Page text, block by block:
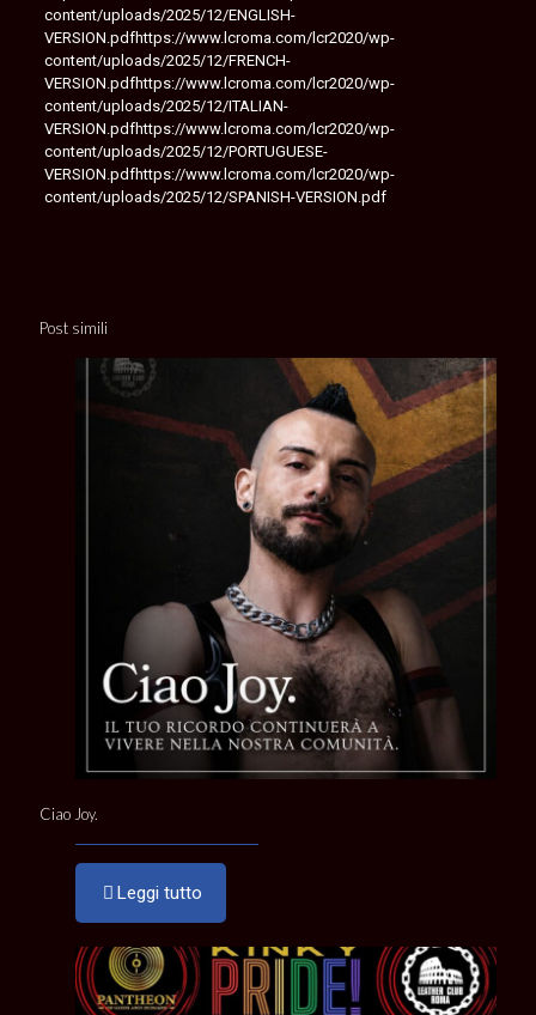
content/uploads/2025/12/ENGLISH-
VERSION.pdfhttps://www.lcroma.com/lcr2020/wp-
content/uploads/2025/12/FRENCH-
VERSION.pdfhttps://www.lcroma.com/lcr2020/wp-
content/uploads/2025/12/ITALIAN-
VERSION.pdfhttps://www.lcroma.com/lcr2020/wp-
content/uploads/2025/12/PORTUGUESE-
VERSION.pdfhttps://www.lcroma.com/lcr2020/wp-
content/uploads/2025/12/SPANISH-VERSION.pdf
Post simili
Ciao Joy.
Leggi tutto